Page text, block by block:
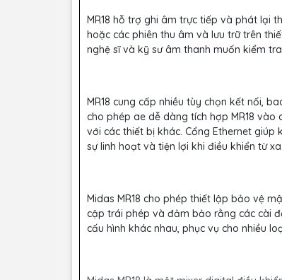
MR18 hỗ trợ ghi âm trực tiếp và phát lại
hoặc các phiên thu âm và lưu trữ trên
nghệ sĩ và kỹ sư âm thanh muốn kiểm
MR18 cung cấp nhiều tùy chọn kết nối,
cho phép ae dễ dàng tích hợp MR18
với các thiết bị khác. Cổng Ethernet
sự linh hoạt và tiện lợi khi điều khiển từ xa.
Midas MR18 cho phép thiết lập bảo vệ
cập trái phép và đảm bảo rằng các cài
cấu hình khác nhau, phục vụ cho nhiều